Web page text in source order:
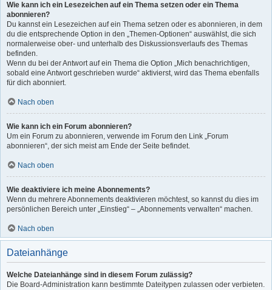
Wie kann ich ein Lesezeichen auf ein Thema setzen oder ein Thema
abonnieren?
Du kannst ein Lesezeichen auf ein Thema setzen oder es abonnieren, in dem
du die entsprechende Option in den „Themen-Optionen“ auswählst, die sich
normalerweise ober- und unterhalb des Diskussionsverlaufs des Themas
befinden.
Wenn du bei der Antwort auf ein Thema die Option „Mich benachrichtigen,
sobald eine Antwort geschrieben wurde“ aktivierst, wird das Thema ebenfalls
für dich abonniert.
Nach oben
Wie kann ich ein Forum abonnieren?
Um ein Forum zu abonnieren, verwende im Forum den Link „Forum
abonnieren“, der sich meist am Ende der Seite befindet.
Nach oben
Wie deaktiviere ich meine Abonnements?
Wenn du mehrere Abonnements deaktivieren möchtest, so kannst du dies im
persönlichen Bereich unter „Einstieg“ – „Abonnements verwalten“ machen.
Nach oben
Dateianhänge
Welche Dateianhänge sind in diesem Forum zulässig?
Die Board-Administration kann bestimmte Dateitypen zulassen oder verbieten.